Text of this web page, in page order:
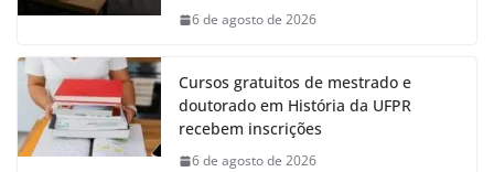
6 de agosto de 2026
Cursos gratuitos de mestrado e
doutorado em História da UFPR
recebem inscrições
6 de agosto de 2026